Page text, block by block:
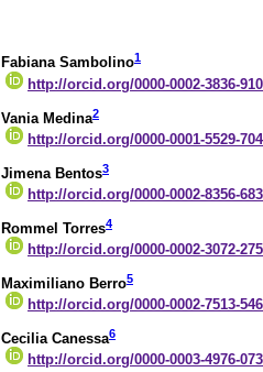
Fabiana Sambolino1
http://orcid.org/0000-0002-3836-
Vania Medina2
http://orcid.org/0000-0001-5529-
Jimena Bentos3
http://orcid.org/0000-0002-8356-
Rommel Torres4
http://orcid.org/0000-0002-3072-
Maximiliano Berro5
http://orcid.org/0000-0002-7513-
Cecilia Canessa6
http://orcid.org/0000-0003-4976-